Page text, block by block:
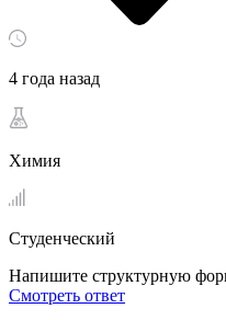
4 года назад
Химия
Студенческий
Напишите структурную
Смотреть ответ